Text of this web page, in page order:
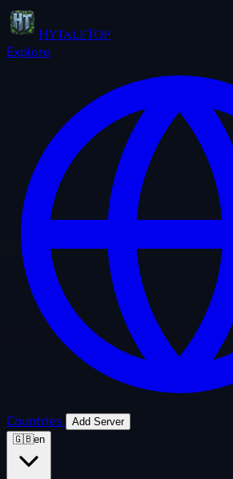
HytaleTop
Explore
Countries
Add Server
🇬🇧en